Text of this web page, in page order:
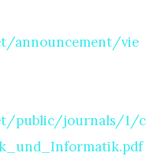
announcement/vie
public/journals/1/c